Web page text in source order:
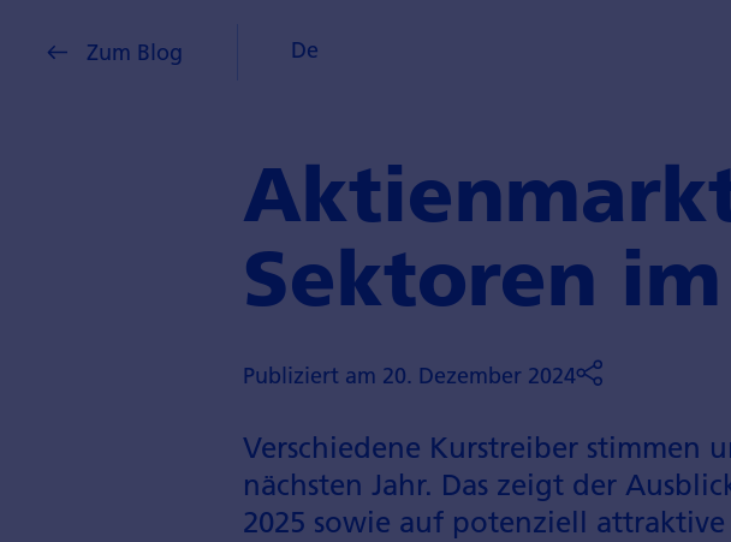
Zum Blog De
Sektoren
Publiziert am 20. Dezember 2024
Verschiedene Kurstreiber stimmen
nächsten Jahr. Das zeigt der
2025 sowie auf potenziell